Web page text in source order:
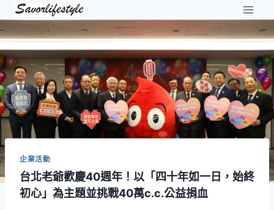
Skip
to
content
企業活動
台北老爺歡慶40週年！以「四十年如一日，始終
初心」為主題並挑戰40萬c.c.公益捐血